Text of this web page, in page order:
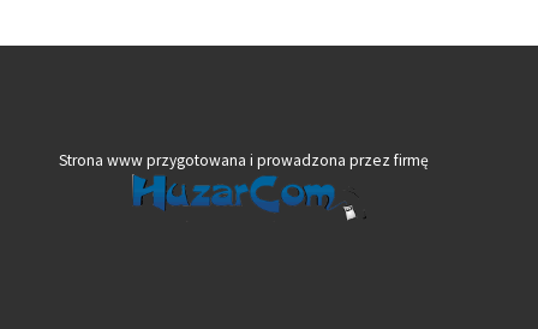
Strona www przygotowana i prowadzona przez firmę